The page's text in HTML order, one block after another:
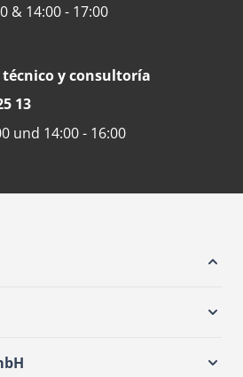
& 14:00 - 17:00
y consultoría
13
und 14:00 - 16:00